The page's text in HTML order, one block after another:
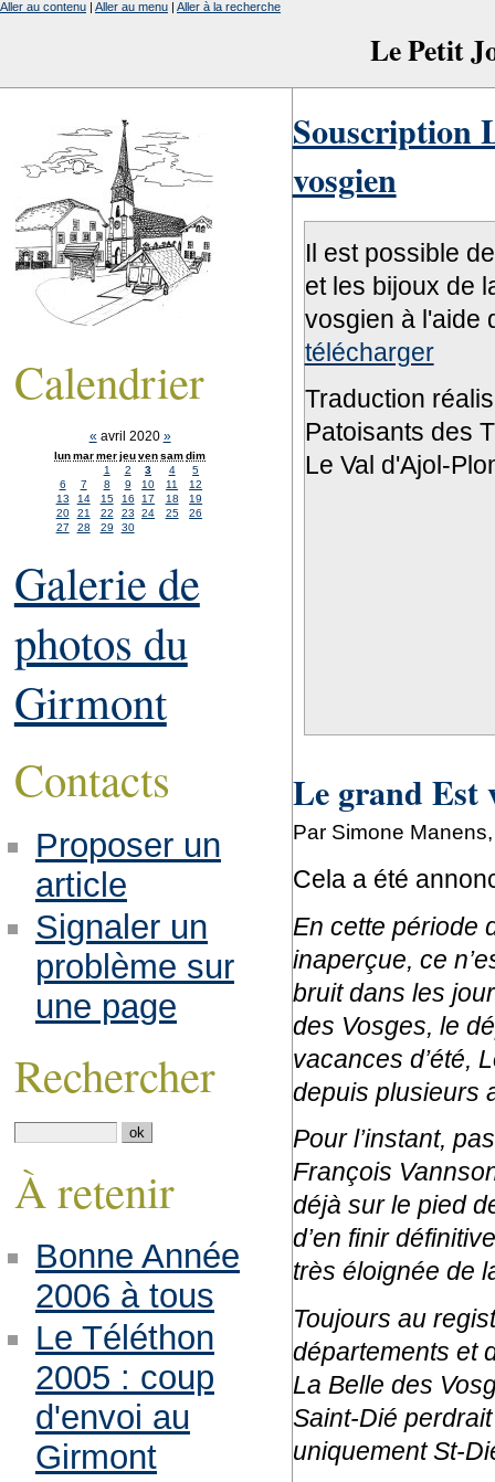
Le Petit
Aller au contenu | Aller au menu | Aller à la recherche
Souscription
vosgien
Il est possible
et les bijoux de
vosgien à l'aide
télécharger
Traduction
Patoisants des
Le Val d'Ajol-
Le grand
Par Simone
Cela a été
En cette période
inaperçue, ce
bruit dans les
des Vosges, le
vacances d’été,
depuis plusieurs
Pour l’instant,
François
déjà sur le pied
d’en finir
très éloignée de
Toujours au
départements et
La Belle des
Saint-Dié
uniquement St-
Calendrier
« avril 2020 »
lunmarmerjeuvensamdim
1
2 3 4
5
6
7 8 9 10 11
12
13
14 15 16 17 18
19
20
21 22 23 24 25
26
27
28 29 30
Galerie de
photos du
Girmont
Contacts
Proposer un
article
Signaler un
problème sur
une page
Rechercher
À retenir
Bonne Année
2006 à tous
Le Téléthon
2005 : coup
d'envoi au
Girmont